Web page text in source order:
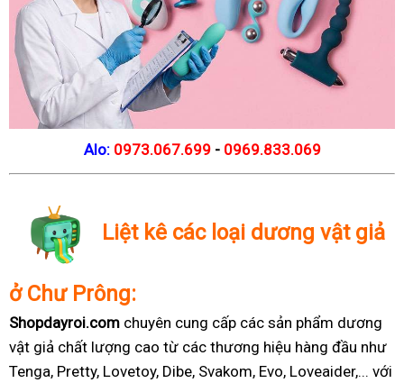
Alo: 0973.067.699 - 0969.833.069
Liệt kê các loại dương vật giả
ở Chư Prông:
Shopdayroi.com chuyên cung cấp các sản phẩm dương
vật giả chất lượng cao từ các thương hiệu hàng đầu như
Tenga, Pretty, Lovetoy, Dibe, Svakom, Evo, Loveaider,... với